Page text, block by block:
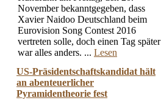
November bekanntgegeben, dass
Xavier Naidoo Deutschland beim
Eurovision Song Contest 2016
vertreten solle, doch einen Tag später
war alles anders. ... Lesen
US-Präsidentschaftskandidat hält
an abenteuerlicher
Pyramidentheorie fest